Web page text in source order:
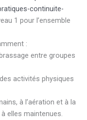
continuite-
1 pour l’ensemble
:
entre groupes
activités physiques
à l’aération et à la
elles maintenues.